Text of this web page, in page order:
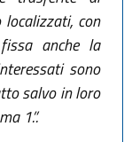
con
anche la
sono
salvo in loro
1.”.